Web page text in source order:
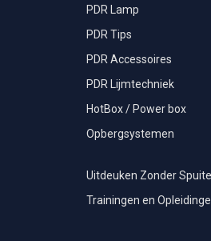
PDR Lamp
PDR Tips
PDR Accessoires
PDR Lijmtechniek
HotBox / Power box
Opbergsystemen
Uitdeuken Zonder
Trainingen en